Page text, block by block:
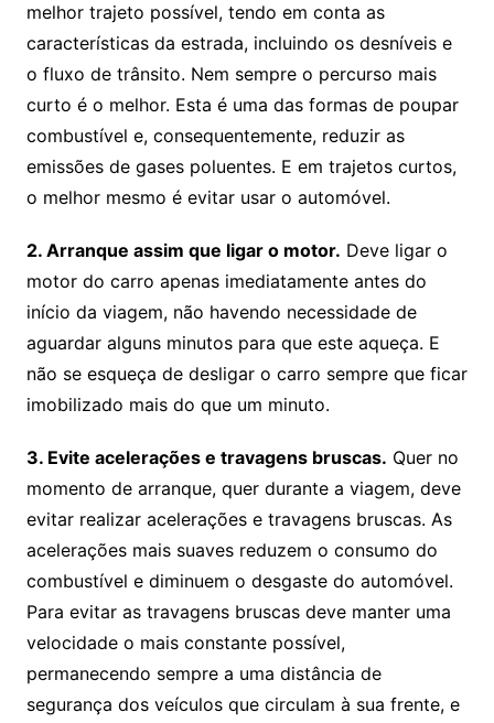
melhor trajeto possível, tendo em conta as
características da estrada, incluindo os desníveis e
o fluxo de trânsito. Nem sempre o percurso mais
curto é o melhor. Esta é uma das formas de poupar
combustível e, consequentemente, reduzir as
emissões de gases poluentes. E em trajetos curtos,
o melhor mesmo é evitar usar o automóvel.
2. Arranque assim que ligar o motor. Deve ligar o
motor do carro apenas imediatamente antes do
início da viagem, não havendo necessidade de
aguardar alguns minutos para que este aqueça. E
não se esqueça de desligar o carro sempre que ficar
imobilizado mais do que um minuto.
3. Evite acelerações e travagens bruscas. Quer no
momento de arranque, quer durante a viagem, deve
evitar realizar acelerações e travagens bruscas. As
acelerações mais suaves reduzem o consumo do
combustível e diminuem o desgaste do automóvel.
Para evitar as travagens bruscas deve manter uma
velocidade o mais constante possível,
permanecendo sempre a uma distância de
segurança dos veículos que circulam à sua frente, e